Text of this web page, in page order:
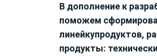
В дополнение к
поможем
линейкупродуктов,
продукты: